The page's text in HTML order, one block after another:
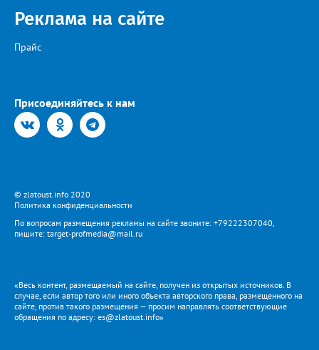
Реклама на сайте
Прайс
Присоединяйтесь к нам
© zlatoust.info 2020
Политика конфиденциальности
По вопросам размещения рекламы на сайте звоните: +79222307040,
пишите: target-profmedia@mail.ru
«Весь контент, размещаемый на сайте, получен из открытых источников. В
случае, если автор того или иного объекта авторского права, размещенного на
сайте, против такого размещения — просим направлять соответствующие
обращения по адресу: es@zlatoust.info»